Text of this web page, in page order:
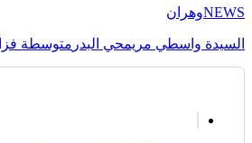
NEWSوهران
السيدة واسطي مريمحي البدر متوسطة